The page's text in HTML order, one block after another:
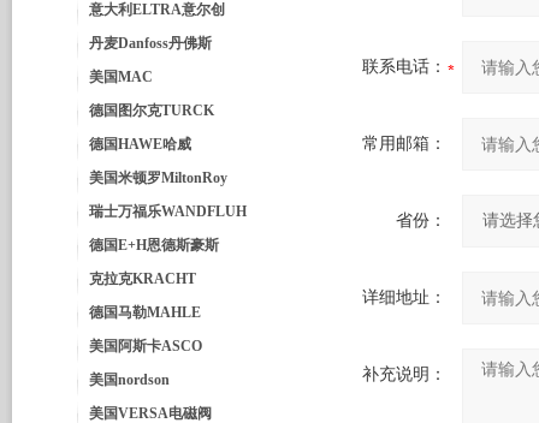
意大利ELTRA意尔创
丹麦Danfoss丹佛斯
美国MAC
德国图尔克TURCK
德国HAWE哈威
美国米顿罗MiltonRoy
瑞士万福乐WANDFLUH
德国E+H恩德斯豪斯
克拉克KRACHT
德国马勒MAHLE
美国阿斯卡ASCO
美国nordson
美国VERSA电磁阀
联系电话：
常用邮箱：
省份：
详细地址：
补充说明：